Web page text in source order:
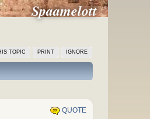
Spaamelott
TOPIC PRINT IGNORE
QUOTE